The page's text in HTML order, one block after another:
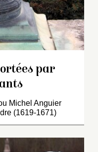
par
Michel Anguier
(1619-1671)